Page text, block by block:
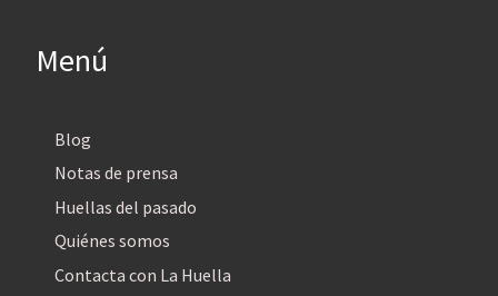
Menú
Blog
Notas de prensa
Huellas del pasado
Quiénes somos
Contacta con La Huella